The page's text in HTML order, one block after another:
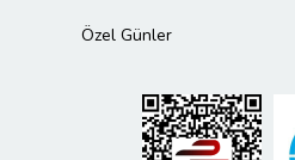
Özel Günler